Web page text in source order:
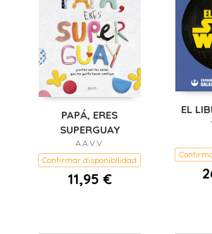
PAPÁ, ERES
SUPERGUAY
A.A.V.V.
Confirmar disponibilidad
11,95 €
EL